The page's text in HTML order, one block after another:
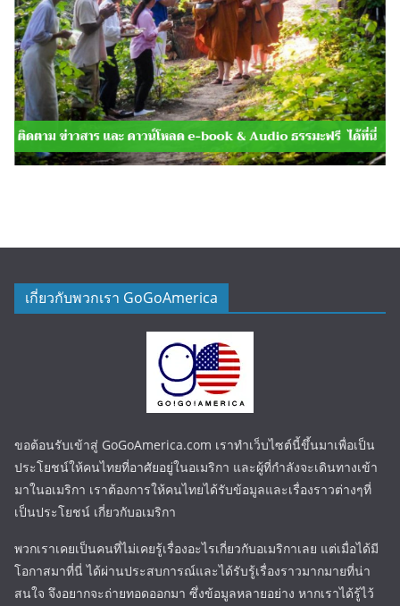
เกี่ยวกับพวกเรา GoGoAmerica
ขอต้อนรับเข้าสู่ GoGoAmerica.com เราทำเว็บไซต์นี้ขึ้นมาเพื่อเป็น
ประโยชน์ให้คนไทยที่อาศัยอยู่ในอเมริกา และผู้ที่กำลังจะเดินทางเข้า
มาในอเมริกา เราต้องการให้คนไทยได้รับข้อมูลและเรื่องราวต่างๆที่
เป็นประโยชน์ เกี่ยวกับอเมริกา
พวกเราเคยเป็นคนที่ไม่เคยรู้เรื่องอะไรเกี่ยวกับอเมริกาเลย แต่เมื่อได้มี
โอกาสมาที่นี่ ได้ผ่านประสบการณ์และได้รับรู้เรื่องราวมากมายที่น่า
สนใจ จึงอยากจะถ่ายทอดออกมา ซึ่งข้อมูลหลายอย่าง หากเราได้รู้ไว้